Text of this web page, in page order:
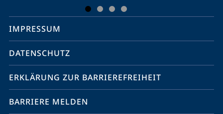
Social
Media
Kontakte
IMPRESSUM
DATENSCHUTZ
ERKLÄRUNG ZUR BARRIEREFREIHEIT
BARRIERE MELDEN